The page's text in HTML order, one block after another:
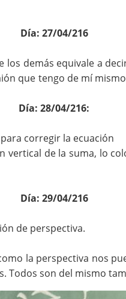
Día: 27/04/216
los demás equivale a
que tengo de mí
Día: 28/04/216:
corregir la ecuación
vertical de la suma, lo
Día: 29/04/216
de perspectiva.
la perspectiva nos
Todos son del mismo